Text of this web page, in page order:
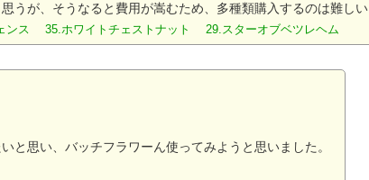
うが、そうなると費用が嵩むため、多種類購入するのは難しい
ンス 35.ホワイトチェストナット 29.スターオブベツレヘム
と思い、バッチフラワーん使ってみようと思いました。